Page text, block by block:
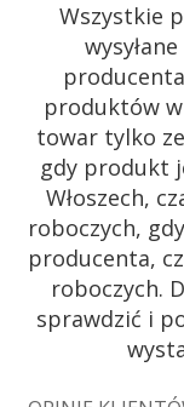
Wszystkie
produktów
towar tylko
gdy produkt
Włoszech,
roboczych,
producenta,
roboczych.
sprawdzić i